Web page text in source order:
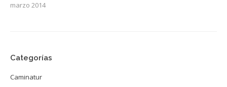
marzo 2014
Categorías
Caminatur